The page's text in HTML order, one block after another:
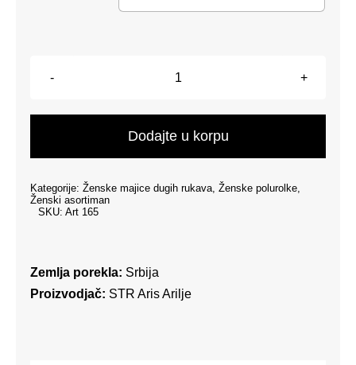
Dodajte u korpu
Kategorije: Ženske majice dugih rukava, Ženske polurolke,
Ženski asortiman
SKU: Art 165
Zemlja porekla: Srbija
Proizvodjač: STR Aris Arilje